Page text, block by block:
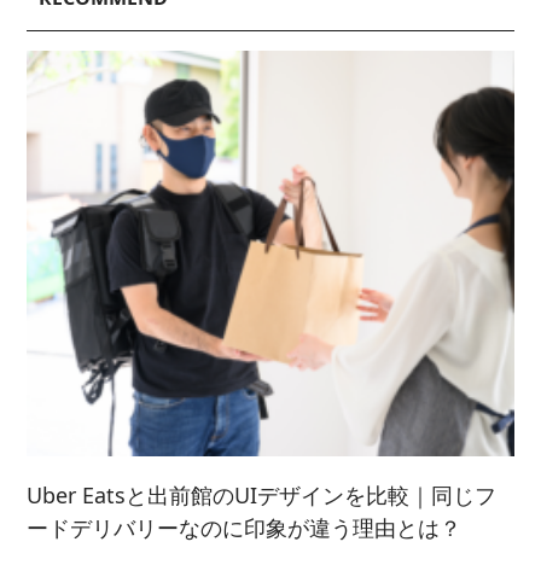
2025/ 2 (5)
2025/ 1 (4)
2024/ 3 (5)
2024/ 2 (4)
2024/ 1 (5)
2023/ 5 (2)
2023/ 4 (3)
2023/ 3 (3)
2023/ 2 (2)
2023/ 1 (3)
2022/ 7 (5)
2022/ 6 (4)
2022/ 5 (5)
2022/ 4 (7)
2022/ 3 (4)
2022/ 2 (5)
2022/ 1 (5)
2021/ 8 (3)
2021/ 7 (7)
2021/ 6 (5)
2021/ 5 (4)
2021/ 4 (7)
2021/ 3 (2)
2021/ 2 (4)
2020/ 7 (1)
Uber Eatsと出前館のUIデザインを比較｜同じフ
ードデリバリーなのに印象が違う理由とは？